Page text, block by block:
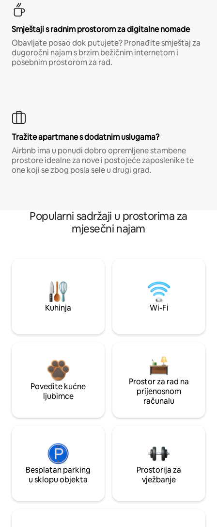
Smještaji s radnim prostorom za digitalne nomade
Obavljate posao dok putujete? Pronađite smještaj za
dugoročni najam s brzim bežičnim internetom i
posebnim prostorom za rad.
Tražite apartmane s dodatnim uslugama?
Airbnb ima u ponudi dobro opremljene stambene
prostore idealne za nove i postojeće zaposlenike te
one koji se zbog posla sele u drugi grad.
Popularni sadržaji u prostorima za
mjesečni najam
Kuhinja Wi-Fi
Povedite kućne
ljubimce
Prostor za rad na
prijenosnom
računalu
Besplatan parking
u sklopu objekta
Prostorija za
vježbanje